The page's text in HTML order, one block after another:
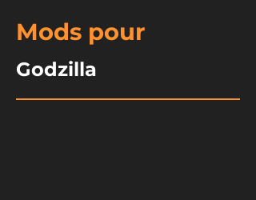
Mods pour
Godzilla